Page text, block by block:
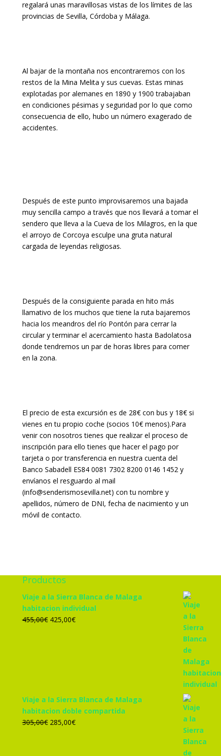
regalará unas maravillosas vistas de los límites de las
provincias de Sevilla, Córdoba y Málaga.
Al bajar de la montaña nos encontraremos con los
restos de la Mina Melita y sus cuevas. Estas minas
explotadas por alemanes en 1890 y 1900 trabajaban
en condiciones pésimas y seguridad por lo que como
consecuencia de ello, hubo un número exagerado de
accidentes.
Después de este punto improvisaremos una bajada
muy sencilla campo a través que nos llevará a tomar el
sendero que lleva a la Cueva de los Milagros, en la que
el arroyo de Corcoya esculpe una gruta natural
cargada de leyendas religiosas.
Después de la consiguiente parada en hito más
llamativo de los muchos que tiene la ruta bajaremos
hacia los meandros del río Pontón para cerrar la
circular y terminar el acercamiento hasta Badolatosa
donde tendremos un par de horas libres para comer
en la zona.
El precio de esta excursión es de 28€ con bus y 18€ si
vienes en tu propio coche (socios 10€ menos).Para
venir con nosotros tienes que realizar el proceso de
inscripción para ello tienes que hacer el pago por
tarjeta o por transferencia en nuestra cuenta del
Banco Sabadell ES84 0081 7302 8200 0146 1452 y
envíanos el resguardo al mail
(info@senderismosevilla.net) con tu nombre y
apellidos, número de DNI, fecha de nacimiento y un
móvil de contacto.
Productos
Viaje a la Sierra Blanca de Malaga
habitacion individual
455,00€ El
425,00€El
Viaje a la Sierra Blanca de Malaga
habitacion doble compartida
305,00€ El
285,00€El